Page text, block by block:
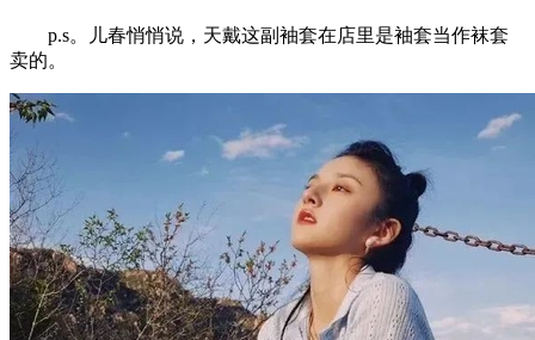
p.s。儿春悄悄说，天戴这副袖套在店里是袖套当作袜套
卖的。